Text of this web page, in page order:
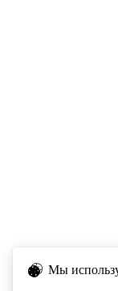
Мы